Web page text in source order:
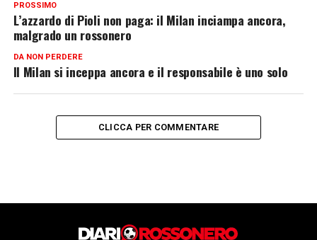
PROSSIMO
L’azzardo di Pioli non paga: il Milan inciampa ancora,
malgrado un rossonero
DA NON PERDERE
Il Milan si inceppa ancora e il responsabile è uno solo
CLICCA PER COMMENTARE